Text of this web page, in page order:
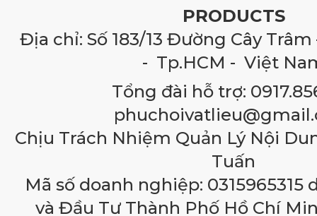
PRODUCTS
Địa chỉ: Số 183/13 Đường Cây Trâm
- Tp.HCM - Việt
Tổng đài hỗ trợ:
Chịu Trách Nhiệm Quản Lý Nội
Tuấn
Mã số doanh nghiệp: 0315965315
và Đầu Tư Thành Phố Hồ Chí